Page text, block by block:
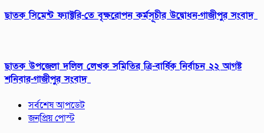
ছাতক সিমেন্ট ফ্যাক্টরি-তে বৃক্ষরোপন কর্মসূচীর উদ্বোধন-গাজীপুর সংবাদ
ছাতক উপজেলা দলিল লেখক সমিতির ত্রি-বার্ষিক নির্বাচন ২২ আগষ্ট
শনিবার-গাজীপুর সংবাদ
সর্বশেষ আপডেট
জনপ্রিয় পোস্ট